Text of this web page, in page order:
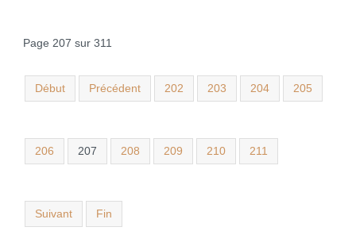
Page 207 sur 311
Début Précédent 202 203 204 205
206 207 208 209 210 211
Suivant Fin